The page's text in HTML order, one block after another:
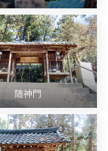
随神門